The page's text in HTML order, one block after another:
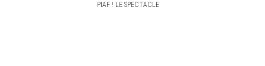
PIAF ! LE SPECTACLE